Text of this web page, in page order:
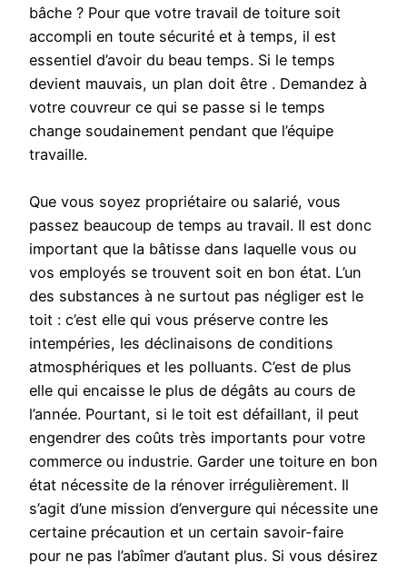
bâche ? Pour que votre travail de toiture soit
accompli en toute sécurité et à temps, il est
essentiel d’avoir du beau temps. Si le temps
devient mauvais, un plan doit être . Demandez à
votre couvreur ce qui se passe si le temps
change soudainement pendant que l’équipe
travaille.
Que vous soyez propriétaire ou salarié, vous
passez beaucoup de temps au travail. Il est donc
important que la bâtisse dans laquelle vous ou
vos employés se trouvent soit en bon état. L’un
des substances à ne surtout pas négliger est le
toit : c’est elle qui vous préserve contre les
intempéries, les déclinaisons de conditions
atmosphériques et les polluants. C’est de plus
elle qui encaisse le plus de dégâts au cours de
l’année. Pourtant, si le toit est défaillant, il peut
engendrer des coûts très importants pour votre
commerce ou industrie. Garder une toiture en bon
état nécessite de la rénover irrégulièrement. Il
s’agit d’une mission d’envergure qui nécessite une
certaine précaution et un certain savoir-faire
pour ne pas l’abîmer d’autant plus. Si vous désirez